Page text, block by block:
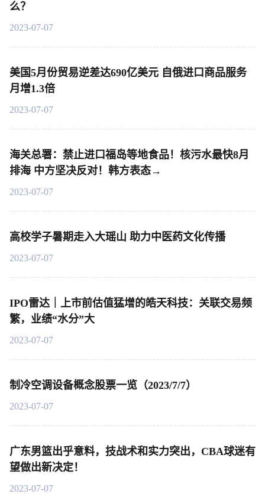
么？
2023-07-07
美国5月份贸易逆差达690亿美元 自俄进口商品服务
月增1.3倍
2023-07-07
海关总署：禁止进口福岛等地食品！核污水最快8月
排海 中方坚决反对！韩方表态→
2023-07-07
高校学子暑期走入大瑶山 助力中医药文化传播
2023-07-07
IPO雷达｜上市前估值猛增的皓天科技：关联交易频
繁，业绩“水分”大
2023-07-07
制冷空调设备概念股票一览（2023/7/7）
2023-07-07
广东男篮出乎意料，技战术和实力突出，CBA球迷有
望做出新决定！
2023-07-07